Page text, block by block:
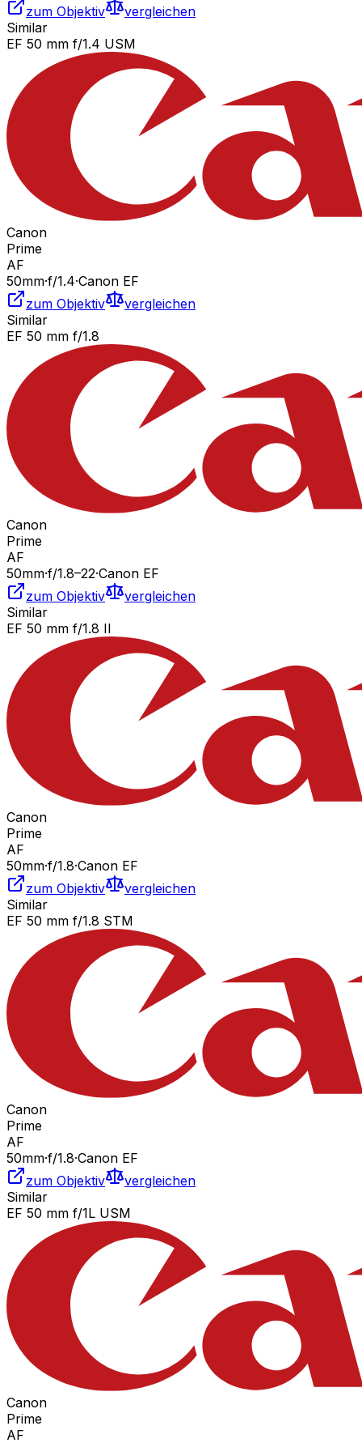
zum Objektiv
vergleichen
Similar
EF 50 mm f/1.4 USM
Canon
Prime
AF
50mm·f/1.4·Canon EF
zum Objektiv
vergleichen
Similar
EF 50 mm f/1.8
Canon
Prime
AF
50mm·f/1.8–22·Canon EF
zum Objektiv
vergleichen
Similar
EF 50 mm f/1.8 II
Canon
Prime
AF
50mm·f/1.8·Canon EF
zum Objektiv
vergleichen
Similar
EF 50 mm f/1.8 STM
Canon
Prime
AF
50mm·f/1.8·Canon EF
zum Objektiv
vergleichen
Similar
EF 50 mm f/1L USM
Canon
Prime
AF